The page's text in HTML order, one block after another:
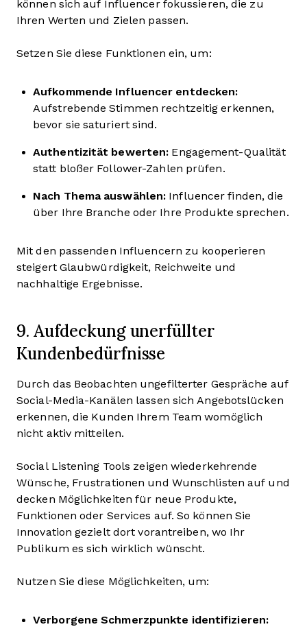
können sich auf Influencer fokussieren, die zu
Ihren Werten und Zielen passen.
Setzen Sie diese Funktionen ein, um:
Aufkommende Influencer entdecken:
Aufstrebende Stimmen rechtzeitig erkennen,
bevor sie saturiert sind.
Authentizität bewerten: Engagement-Qualität
statt bloßer Follower-Zahlen prüfen.
Nach Thema auswählen: Influencer finden, die
über Ihre Branche oder Ihre Produkte sprechen.
Mit den passenden Influencern zu kooperieren
steigert Glaubwürdigkeit, Reichweite und
nachhaltige Ergebnisse.
9. Aufdeckung unerfüllter
Kundenbedürfnisse
Durch das Beobachten ungefilterter Gespräche auf
Social-Media-Kanälen lassen sich Angebotslücken
erkennen, die Kunden Ihrem Team womöglich
nicht aktiv mitteilen.
Social Listening Tools zeigen wiederkehrende
Wünsche, Frustrationen und Wunschlisten auf und
decken Möglichkeiten für neue Produkte,
Funktionen oder Services auf. So können Sie
Innovation gezielt dort vorantreiben, wo Ihr
Publikum es sich wirklich wünscht.
Nutzen Sie diese Möglichkeiten, um:
Verborgene Schmerzpunkte identifizieren: